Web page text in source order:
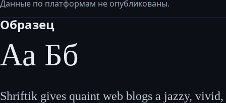
Данные по платформам не опубликованы.
Образец
Аа Бб
Shriftik gives quaint web blogs a jazzy, vivid,